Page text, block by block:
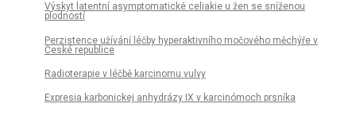
Výskyt latentní asymptomatické celiakie u žen se sníženou
plodností
Perzistence užívání léčby hyperaktivního močového měchýře v
České republice
Radioterapie v léčbě karcinomu vulvy
Expresia karbonickej anhydrázy IX v karcinómoch prsníka